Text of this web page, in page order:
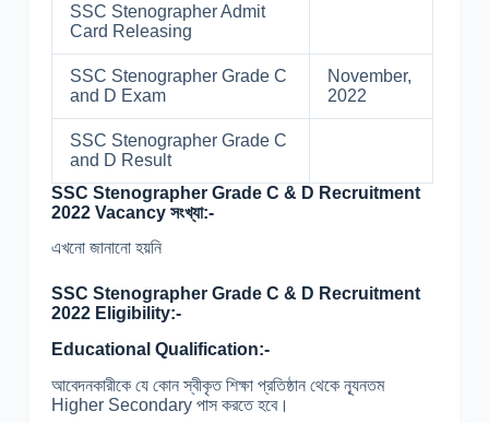
SSC Stenographer Admit
Card Releasing
SSC Stenographer Grade C
and D Exam
November,
2022
SSC Stenographer Grade C
and D Result
SSC Stenographer Grade C & D Recruitment
2022 Vacancy সংখ্যা:-
এখনো জানানো হয়নি
SSC Stenographer Grade C & D Recruitment
2022 Eligibility:-
Educational Qualification:-
আবেদনকারীকে যে কোন স্বীকৃত শিক্ষা প্রতিষ্ঠান থেকে ন্যূনতম
Higher Secondary পাস করতে হবে।